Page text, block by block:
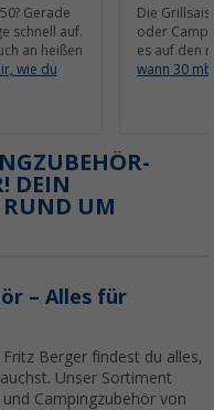
Gerade
schnell auf.
an heißen
wie du
Die
oder
es auf den
wann 30
DEIN
RUND UM
– Alles für
Berger findest du alles,
Unser Sortiment
Campingzubehör von